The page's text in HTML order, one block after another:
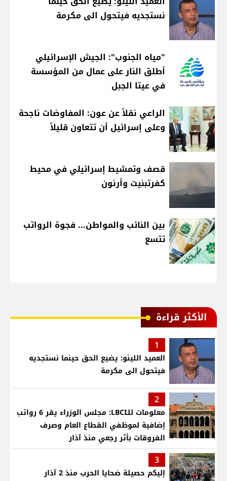
نستجديه فيتحول الى مكرمة
"مياه الجنوب": الجيش الإسرائيلي
أطلق النار على عمال من المؤسسة
في عيتا الجبل
الراعي نقلاً عن عون: المفاوضات ناجحة
وعلى إسرائيل أن تتعاون قليلاً
قصف وتمشيط إسرائيلي في محيط
كفرتبنيت وأرنون
بين النائب والمواطن... فجوة الرواتب
تتسع
الأكثر قراءة
1
العميد اللينو: يضيع الحق حينما نستجديه
فيتحول الى مكرمة
2
معلومات للـLBCI: مجلس الوزراء يقر 6 رواتب
إضافية لموظفي القطاع العام وصرف
الفروقات بأثر رجعي منذ آذار
3
إليكم حصيلة ضحايا الحرب منذ 2 آذار